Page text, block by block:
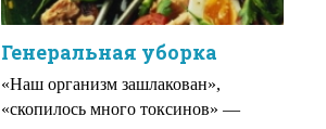
Генеральная уборка
«Наш организм зашлакован»,
«скопилось много токсинов» —